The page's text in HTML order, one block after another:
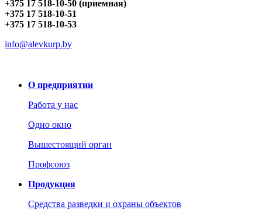
+375 17 518-10-50 (приемная)
+375 17 518-10-51
+375 17 518-10-53
info@alevkurp.by
О предприятии
Работа у нас
Одно окно
Вышестоящий орган
Профсоюз
Продукция
Средства разведки и охраны объектов